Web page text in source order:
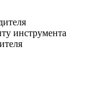
инструмента